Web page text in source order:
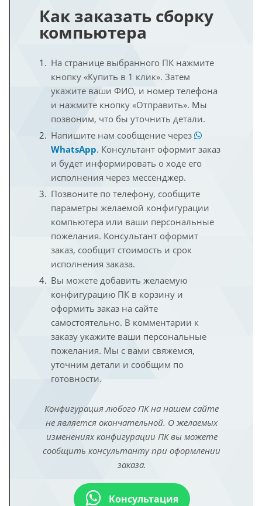
Как заказать сборку
компьютера
На странице выбранного ПК нажмите
кнопку «Купить в 1 клик». Затем
укажите ваши ФИО, и номер телефона
и нажмите кнопку «Отправить». Мы
позвоним, что бы уточнить детали.
Напишите нам сообщение через
WhatsApp. Консультант оформит заказ
и будет информировать о ходе его
исполнения через мессенджер.
Позвоните по телефону, сообщите
параметры желаемой конфигурации
компьютера или ваши персональные
пожелания. Консультант оформит
заказ, сообщит стоимость и срок
исполнения заказа.
Вы можете добавить желаемую
конфигурацию ПК в корзину и
оформить заказ на сайте
самостоятельно. В комментарии к
заказу укажите ваши персональные
пожелания. Мы с вами свяжемся,
уточним детали и сообщим по
готовности.
Конфигурация любого ПК на нашем сайте
не является окончательной. О желаемых
изменениях конфигурации ПК вы можете
сообщить консультанту при оформлении
заказа.
Консультация